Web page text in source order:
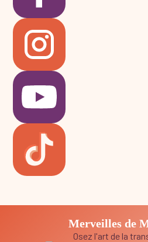
Merveilles de
Osez l'art de la